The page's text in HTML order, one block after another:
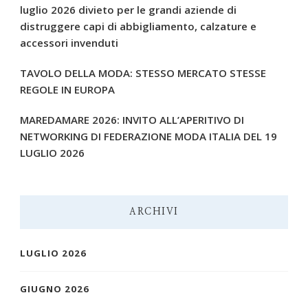
luglio 2026 divieto per le grandi aziende di
distruggere capi di abbigliamento, calzature e
accessori invenduti
TAVOLO DELLA MODA: STESSO MERCATO STESSE
REGOLE IN EUROPA
MAREDAMARE 2026: INVITO ALL’APERITIVO DI
NETWORKING DI FEDERAZIONE MODA ITALIA DEL 19
LUGLIO 2026
ARCHIVI
LUGLIO 2026
GIUGNO 2026